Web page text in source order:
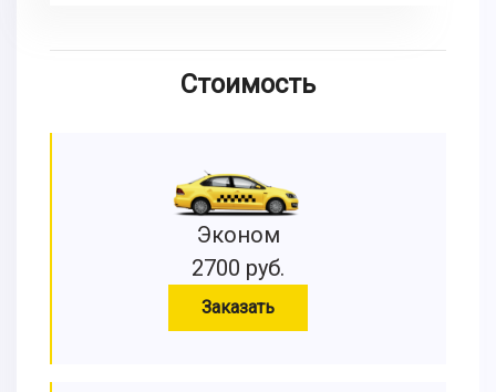
Стоимость
Эконом
2700 руб.
Заказать